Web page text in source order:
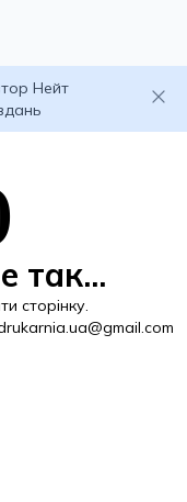
Нейт
так...
сторінку.